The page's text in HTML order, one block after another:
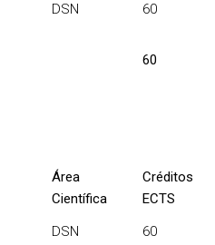
DSN 60
60
Área
Científica
Créditos
ECTS
DSN 60